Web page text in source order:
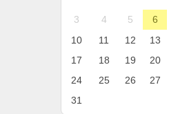
3
4 5 6
10
11 12 13
17
18 19 20
24
25 26 27
31